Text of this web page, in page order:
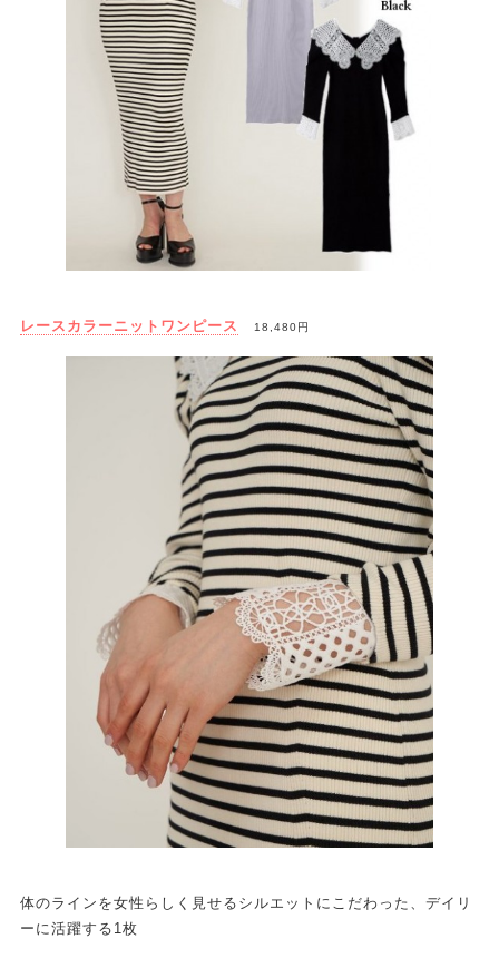
レースカラーニットワンピース 18,480円
体のラインを女性らしく見せるシルエットにこだわった、デイリ
ーに活躍する1枚